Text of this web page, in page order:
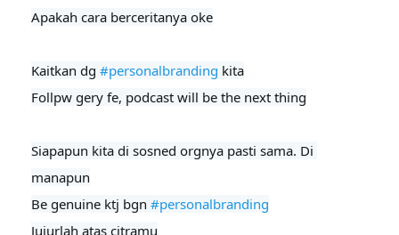
Apakah cara berceritanya oke
Kaitkan dg #personalbranding kita
Follpw gery fe, podcast will be the next thing
Siapapun kita di sosned orgnya pasti sama. Di
manapun
Be genuine ktj bgn #personalbranding
Jujurlah atas citramu